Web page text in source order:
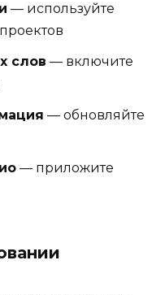
— используйте
слов — включите
— обновляйте
— приложите